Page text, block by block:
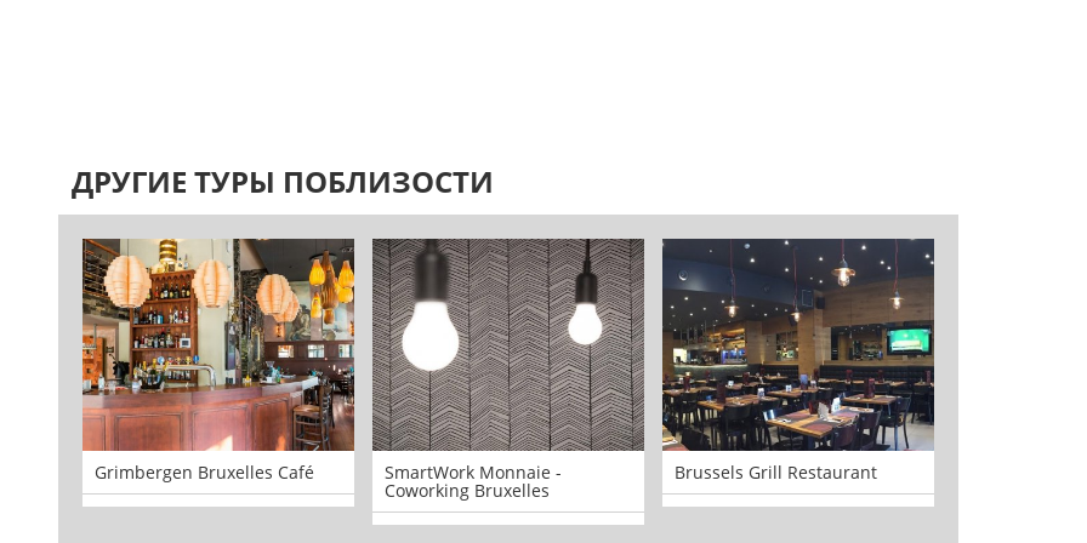
ДРУГИЕ ТУРЫ ПОБЛИЗОСТИ
Grimbergen Bruxelles Café SmartWork Monnaie -
Coworking Bruxelles
Brussels Grill Restaurant